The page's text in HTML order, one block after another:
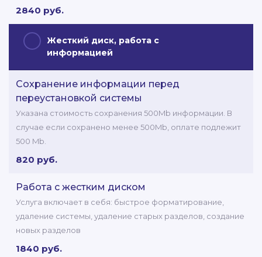
2840 руб.
Жесткий диск, работа с
информацией
Сохранение информации перед
переустановкой системы
Указана стоимость сохранения 500Mb информации. В
случае если сохранено менее 500Mb, оплате подлежит
500 Mb.
820 руб.
Работа с жестким диском
Услуга включает в себя: быстрое форматирование,
удаление системы, удаление старых разделов, создание
новых разделов
1840 руб.